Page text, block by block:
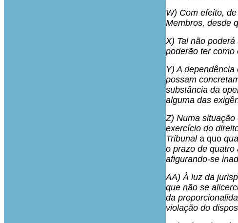
W) Com efeito,
Membros, desde
X) Tal não
poderão ter como
Y) A
possam
substância da
alguma das
Z) Numa
exercício do
Tribunal a quo
o prazo de quatro
afigurando-se
AA) À luz da
que não se
da
violação do